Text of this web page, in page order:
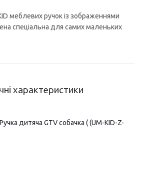
меблевих ручок із зображеннями
спеціальна для самих маленьких
характеристики
дитяча GTV собачка ( (UM-KID-Z-